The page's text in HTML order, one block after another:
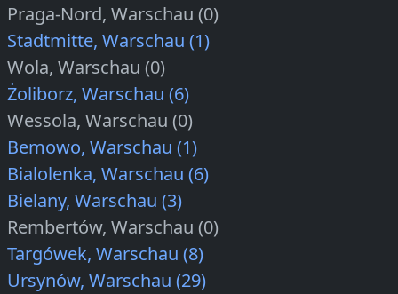
Praga-Nord, Warschau (0)
Stadtmitte, Warschau (1)
Wola, Warschau (0)
Żoliborz, Warschau (6)
Wessola, Warschau (0)
Bemowo, Warschau (1)
Bialolenka, Warschau (6)
Bielany, Warschau (3)
Rembertów, Warschau (0)
Targówek, Warschau (8)
Ursynów, Warschau (29)